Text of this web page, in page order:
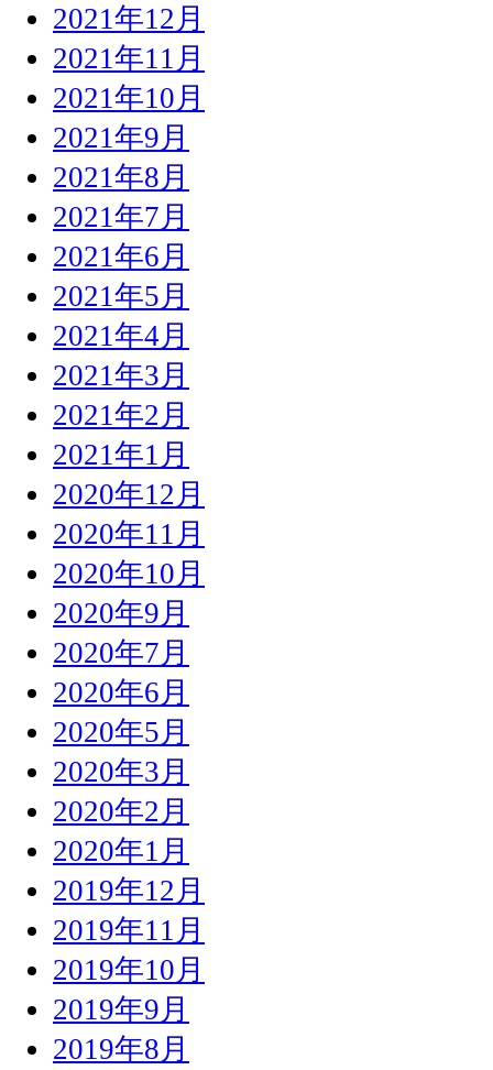
2021年12月
2021年11月
2021年10月
2021年9月
2021年8月
2021年7月
2021年6月
2021年5月
2021年4月
2021年3月
2021年2月
2021年1月
2020年12月
2020年11月
2020年10月
2020年9月
2020年7月
2020年6月
2020年5月
2020年3月
2020年2月
2020年1月
2019年12月
2019年11月
2019年10月
2019年9月
2019年8月